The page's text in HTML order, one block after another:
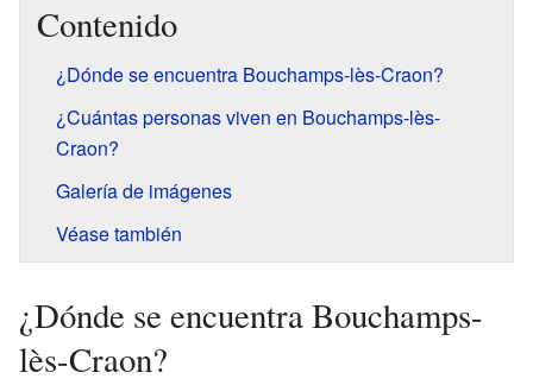
Contenido
¿Dónde se encuentra Bouchamps-lès-Craon?
¿Cuántas personas viven en Bouchamps-lès-
Craon?
Galería de imágenes
Véase también
¿Dónde se encuentra Bouchamps-
lès-Craon?